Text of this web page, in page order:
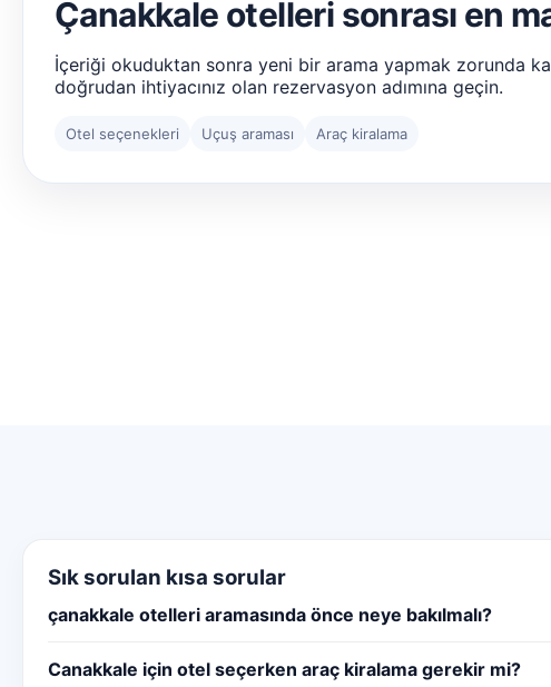
Çanakkale otelleri sonrası en
İçeriği okuduktan sonra yeni bir arama yapmak zorunda
doğrudan ihtiyacınız olan rezervasyon adımına geçin.
Otel seçenekleri Uçuş araması Araç kiralama
Sık sorulan kısa sorular
çanakkale otelleri aramasında önce neye bakılmalı?
Canakkale için otel seçerken araç kiralama gerekir mi?